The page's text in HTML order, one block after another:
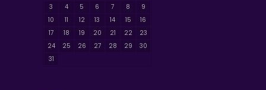
3
4 5 6 7 8
9
10
11 12 13 14 15
16
17
18 19 20 21 22
23
24
25 26 27 28 29
30
31